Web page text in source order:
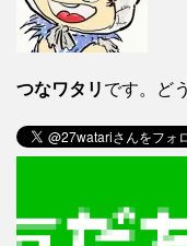
つなワタリ です。ど